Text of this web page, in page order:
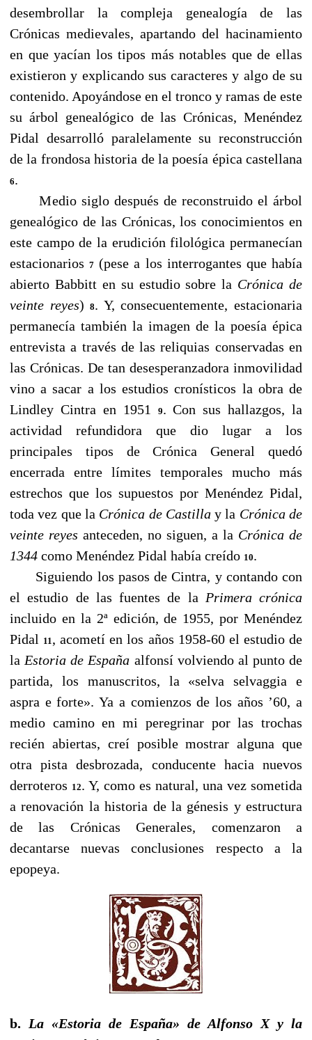
desembrollar la compleja genealogía de las
Crónicas medievales, apartando del hacinamiento
en que yacían los tipos más notables que de ellas
existieron y explicando sus caracteres y algo de su
contenido. Apoyándose en el tronco y ramas de este
su árbol genealógico de las Crónicas, Menéndez
Pidal desarrolló paralelamente su reconstrucción
de la frondosa historia de la poesía épica castellana
6.
Medio siglo después de reconstruido el árbol
genealógico de las Crónicas, los conocimientos en
este campo de la erudición filológica permanecían
estacionarios7 (pese a los interrogantes que había
abierto Babbitt en su estudio sobre la Crónica de
veinte reyes)8. Y, consecuentemente, estacionaria
permanecía también la imagen de la poesía épica
entrevista a través de las reliquias conservadas en
las Crónicas. De tan desesperanzadora inmovilidad
vino a sacar a los estudios cronísticos la obra de
Lindley Cintra en 1951
9. Con sus hallazgos, la
actividad refundidora que dio lugar a los
principales tipos de Crónica General quedó
encerrada entre límites temporales mucho más
estrechos que los supuestos por Menéndez Pidal,
toda vez que la Crónica de Castillay la Crónica de
veinte reyes anteceden, no siguen, a la Crónica de
1344 como Menéndez Pidal había creído 10.
Siguiendo los pasos de Cintra, y contando con
el estudio de las fuentes de la Primera crónica
incluido en la 2ª edición, de 1955, por Menéndez
Pidal 11 , acometí en los años 1958-60 el estudio de
la Estoria de España alfonsí volviendo al punto de
partida, los manuscritos, la «selva selvaggia e
aspra e forte». Ya a comienzos de los años ’60, a
medio camino en mi peregrinar por las trochas
recién abiertas, creí posible mostrar alguna que
otra pista desbrozada, conducente hacia nuevos
derroteros 12. Y, como es natural, una vez sometida
a renovación la historia de la génesis y estructura
de las Crónicas Generales, comenzaron a
decantarse nuevas conclusiones respecto a la
epopeya.
b. La «Estoria de España» de Alfonso X y la